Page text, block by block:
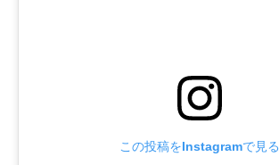
この投稿をInstagramで見る